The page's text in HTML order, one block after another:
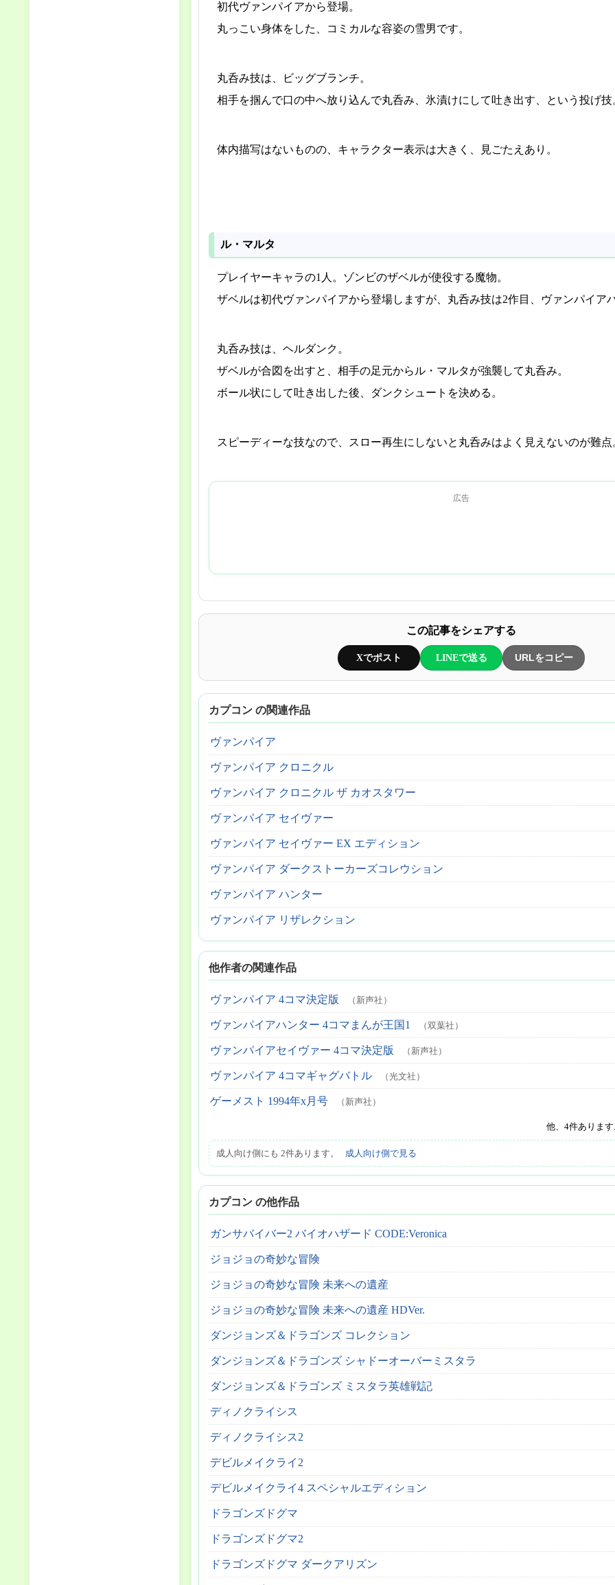
初代ヴァンパイアから登場。
丸っこい身体をした、コミカルな容姿の雪男です。
丸呑み技は、ビッグブランチ。
相手を掴んで口の中へ放り込んで丸呑み、氷漬けにして吐き出す、という投げ技
体内描写はないものの、キャラクター表示は大きく、見ごたえあり。
ル・マルタ
プレイヤーキャラの1人。ゾンビのザベルが使役する魔物。
ザベルは初代ヴァンパイアから登場しますが、丸呑み技は2作目、ヴァンパイア
丸呑み技は、ヘルダンク。
ザベルが合図を出すと、相手の足元からル・マルタが強襲して丸呑み。
ボール状にして吐き出した後、ダンクシュートを決める。
スピーディーな技なので、スロー再生にしないと丸呑みはよく見えないのが難点
広告
この記事をシェアする
Xでポスト LINEで送る URLをコピー
カプコン の関連作品
ヴァンパイア
ヴァンパイア クロニクル
ヴァンパイア クロニクル ザ カオスタワー
ヴァンパイア セイヴァー
ヴァンパイア セイヴァー EX エディション
ヴァンパイア ダークストーカーズコレウション
ヴァンパイア ハンター
ヴァンパイア リザレクション
他作者の関連作品
ヴァンパイア 4コマ決定版 （新声社）
ヴァンパイアハンター 4コマまんが王国1 （双葉社）
ヴァンパイアセイヴァー 4コマ決定版 （新声社）
ヴァンパイア 4コマギャグバトル （光文社）
ゲーメスト 1994年x月号 （新声社）
他、4件ありま
成人向け側にも 2件あります。 成人向け側で見る
カプコン の他作品
ガンサバイバー2 バイオハザード CODE:Veronica
ジョジョの奇妙な冒険
ジョジョの奇妙な冒険 未来への遺産
ジョジョの奇妙な冒険 未来への遺産 HDVer.
ダンジョンズ＆ドラゴンズ コレクション
ダンジョンズ＆ドラゴンズ シャドーオーバーミスタラ
ダンジョンズ＆ドラゴンズ ミスタラ英雄戦記
ディノクライシス
ディノクライシス2
デビルメイクライ2
デビルメイクライ4 スペシャルエディション
ドラゴンズドグマ
ドラゴンズドグマ2
ドラゴンズドグマ ダークアリズン